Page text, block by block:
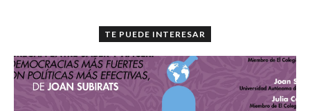
TE PUEDE INTERESAR